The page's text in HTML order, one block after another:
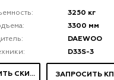
3250 кг
3300 мм
DAEWOO
D33S-3
ЗАПРОСИТЬ СКИДКУ ЗАПРОСИТЬ КП